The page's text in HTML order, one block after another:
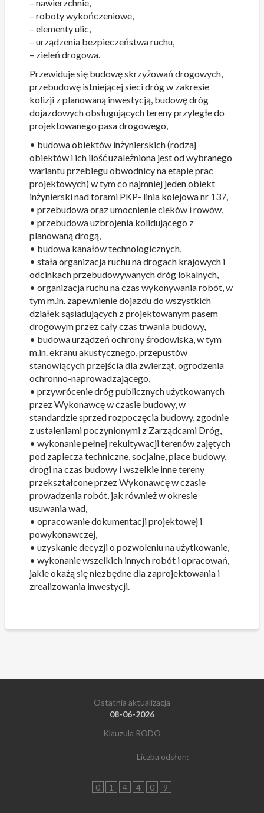
– nawierzchnie,
– roboty wykończeniowe,
– elementy ulic,
– urządzenia bezpieczeństwa ruchu,
– zieleń drogowa.
Przewiduje się budowę skrzyżowań drogowych,
przebudowę istniejącej sieci dróg w zakresie
kolizji z planowaną inwestycją, budowę dróg
dojazdowych obsługujących tereny przyległe do
projektowanego pasa drogowego,
• budowa obiektów inżynierskich (rodzaj
obiektów i ich ilość uzależniona jest od wybranego
wariantu przebiegu obwodnicy na etapie prac
projektowych) w tym co najmniej jeden obiekt
inżynierski nad torami PKP- linia kolejowa nr 137,
• przebudowa oraz umocnienie cieków i rowów,
• przebudowa uzbrojenia kolidującego z
planowaną drogą,
• budowa kanałów technologicznych,
• stała organizacja ruchu na drogach krajowych i
odcinkach przebudowywanych dróg lokalnych,
• organizacja ruchu na czas wykonywania robót, w
tym m.in. zapewnienie dojazdu do wszystkich
działek sąsiadujących z projektowanym pasem
drogowym przez cały czas trwania budowy,
• budowa urządzeń ochrony środowiska, w tym
m.in. ekranu akustycznego, przepustów
stanowiących przejścia dla zwierząt, ogrodzenia
ochronno-naprowadzającego,
• przywrócenie dróg publicznych użytkowanych
przez Wykonawcę w czasie budowy, w
standardzie sprzed rozpoczęcia budowy, zgodnie
z ustaleniami poczynionymi z Zarządcami Dróg,
• wykonanie pełnej rekultywacji terenów zajętych
pod zaplecza techniczne, socjalne, place budowy,
drogi na czas budowy i wszelkie inne tereny
przekształcone przez Wykonawcę w czasie
prowadzenia robót, jak również w okresie
usuwania wad,
• opracowanie dokumentacji projektowej i
powykonawczej,
• uzyskanie decyzji o pozwoleniu na użytkowanie,
• wykonanie wszelkich innych robót i opracowań,
jakie okażą się niezbędne dla zaprojektowania i
zrealizowania inwestycji.
Ostatnia aktualizacja
08-06-2026
Klauzula RODO
Liczba odsłon:
0 1 4 4 0 9